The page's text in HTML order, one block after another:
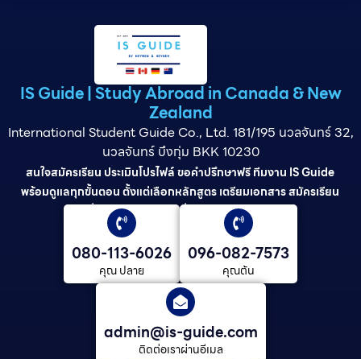
IS Guide | Study Abroad in Canada & New
Zealand
International Student Guide Co., Ltd. 181/195 นวลจันทร์ 32,
นวลจันทร์ บึงกุ่ม BKK 10230
สนใจสมัครเรียน ประเมินโปรไฟล์ ขอคำปรึกษาฟรี ทีมงาน IS Guide
พร้อมดูแลทุกขั้นตอน ตั้งแต่เลือกหลักสูตร เตรียมเอกสาร สมัครเรียน
ยื่นวีซ่า และดูแลต่อเนื่องจนจบการศึกษา
080-113-6026
คุณ ปลาย
096-082-7573
คุณต้น
admin@is-guide.com
ติดต่อเราผ่านอีเมล